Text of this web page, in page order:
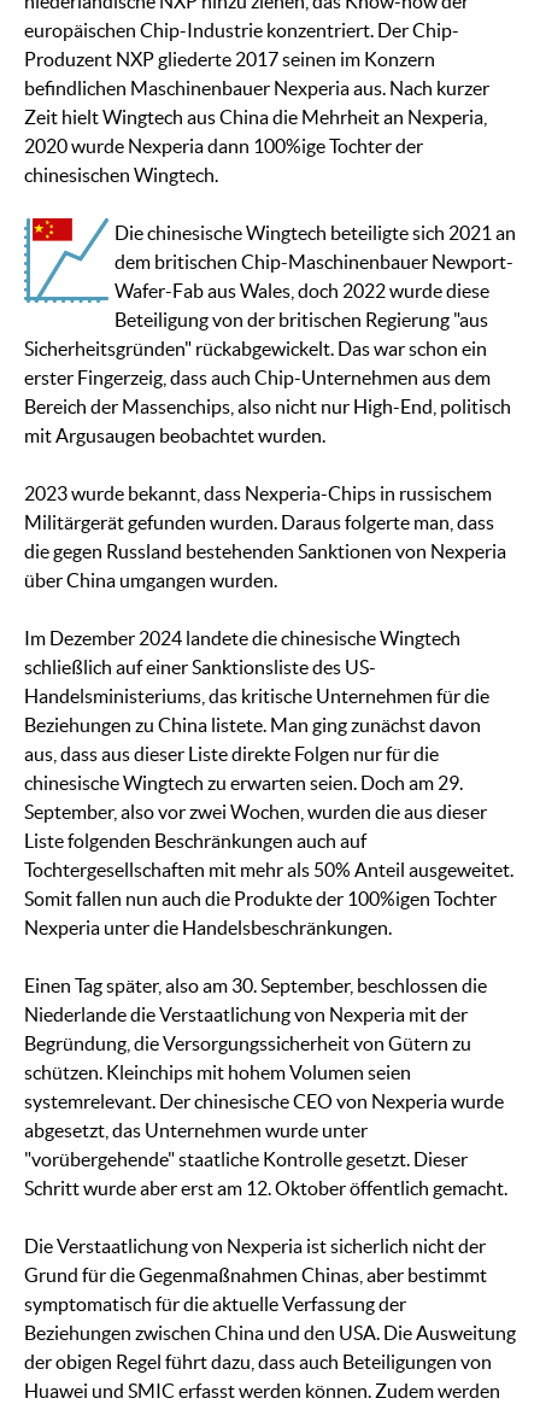
europäischen Chip-Industrie konzentriert. Der Chip-
Produzent NXP gliederte 2017 seinen im Konzern
befindlichen Maschinenbauer Nexperia aus. Nach kurzer
Zeit hielt Wingtech aus China die Mehrheit an Nexperia,
2020 wurde Nexperia dann 100%ige Tochter der
chinesischen Wingtech.
Die chinesische Wingtech beteiligte sich 2021 an
dem britischen Chip-Maschinenbauer Newport-
Wafer-Fab aus Wales, doch 2022 wurde diese
Beteiligung von der britischen Regierung "aus
Sicherheitsgründen" rückabgewickelt. Das war schon ein
erster Fingerzeig, dass auch Chip-Unternehmen aus dem
Bereich der Massenchips, also nicht nur High-End, politisch
mit Argusaugen beobachtet wurden.
2023 wurde bekannt, dass Nexperia-Chips in russischem
Militärgerät gefunden wurden. Daraus folgerte man, dass
die gegen Russland bestehenden Sanktionen von Nexperia
über China umgangen wurden.
Im Dezember 2024 landete die chinesische Wingtech
schließlich auf einer Sanktionsliste des US-
Handelsministeriums, das kritische Unternehmen für die
Beziehungen zu China listete. Man ging zunächst davon
aus, dass aus dieser Liste direkte Folgen nur für die
chinesische Wingtech zu erwarten seien. Doch am 29.
September, also vor zwei Wochen, wurden die aus dieser
Liste folgenden Beschränkungen auch auf
Tochtergesellschaften mit mehr als 50% Anteil ausgeweitet.
Somit fallen nun auch die Produkte der 100%igen Tochter
Nexperia unter die Handelsbeschränkungen.
Einen Tag später, also am 30. September, beschlossen die
Niederlande die Verstaatlichung von Nexperia mit der
Begründung, die Versorgungssicherheit von Gütern zu
schützen. Kleinchips mit hohem Volumen seien
systemrelevant. Der chinesische CEO von Nexperia wurde
abgesetzt, das Unternehmen wurde unter
"vorübergehende" staatliche Kontrolle gesetzt. Dieser
Schritt wurde aber erst am 12. Oktober öffentlich gemacht.
Die Verstaatlichung von Nexperia ist sicherlich nicht der
Grund für die Gegenmaßnahmen Chinas, aber bestimmt
symptomatisch für die aktuelle Verfassung der
Beziehungen zwischen China und den USA. Die Ausweitung
der obigen Regel führt dazu, dass auch Beteiligungen von
Huawei und SMIC erfasst werden können. Zudem werden